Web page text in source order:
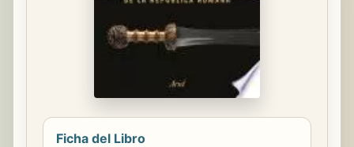
Ficha del Libro